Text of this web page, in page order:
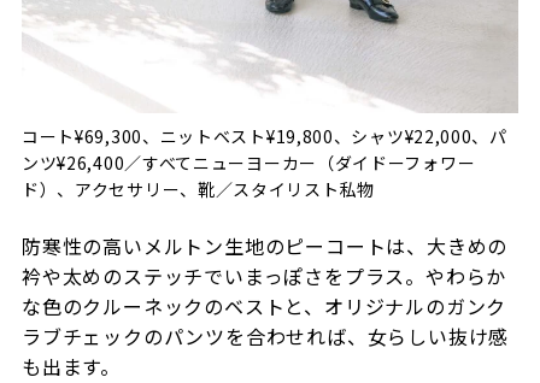
コート¥69,300、ニットベスト¥19,800、シャツ¥22,000、パ
ンツ¥26,400／すべてニューヨーカー（ダイドーフォワー
ド）、アクセサリー、靴／スタイリスト私物
防寒性の高いメルトン生地のピーコートは、大きめの
衿や太めのステッチでいまっぽさをプラス。やわらか
な色のクルーネックのベストと、オリジナルのガンク
ラブチェックのパンツを合わせれば、女らしい抜け感
も出ます。